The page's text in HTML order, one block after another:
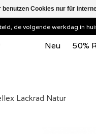
de volgende werkdag in
Neu 50%
Lackrad Natur
benutzen Cookies nur für